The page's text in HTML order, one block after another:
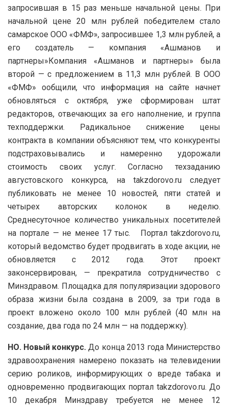
запросившая в 15 раз меньше начальной цены. При
начальной цене 20 млн рублей победителем стало
самарское ООО «ФМФ», запросившее 1,3 млн рублей, а
его создатель — компания «Ашманов и
партнеры»Компания «Ашманов и партнеры» была
второй — с предложением в 11,3 млн рублей. В ООО
«ФМФ» ообщили, что информация на сайте начнет
обновляться с октября, уже сформирован штат
редакторов, отвечающих за его наполнение, и группа
техподдержки. Радикальное снижение цены
контракта в компании объясняют тем, что конкуренты
подстраховывались и намеренно удорожали
стоимость своих услуг. Согласно техзаданию
августовского конкурса, на takzdorovo.ru следует
публиковать не менее 10 новостей, пяти статей и
четырех авторских колонок в неделю.
Среднесуточное количество уникальных посетителей
на портале — не менее 17 тыс. Портал takzdorovo.ru,
который ведомство будет продвигать в ходе акции, не
обновляется с 2012 года. Этот проект
законсервирован, — прекратила сотрудничество с
Минздравом. Площадка для популяризации здорового
образа жизни была создана в 2009, за три года в
проект вложено около 100 млн рублей (40 млн на
создание, два года по 24 млн — на поддержку).
НО. Новый конкурс. До конца 2013 года Министерство
здравоохранения намерено показать на телевидении
серию роликов, информирующих о вреде табака и
одновременно продвигающих портал takzdorovo.ru. До
10 декабря Минздраву требуется не менее 12